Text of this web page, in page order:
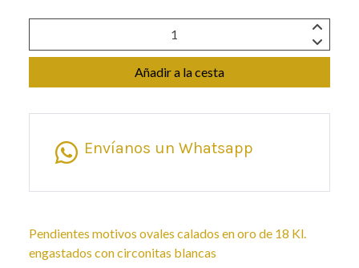
Añadir a la cesta
Envíanos un Whatsapp
Pendientes motivos ovales calados en oro de 18 Kl.
engastados con circonitas blancas